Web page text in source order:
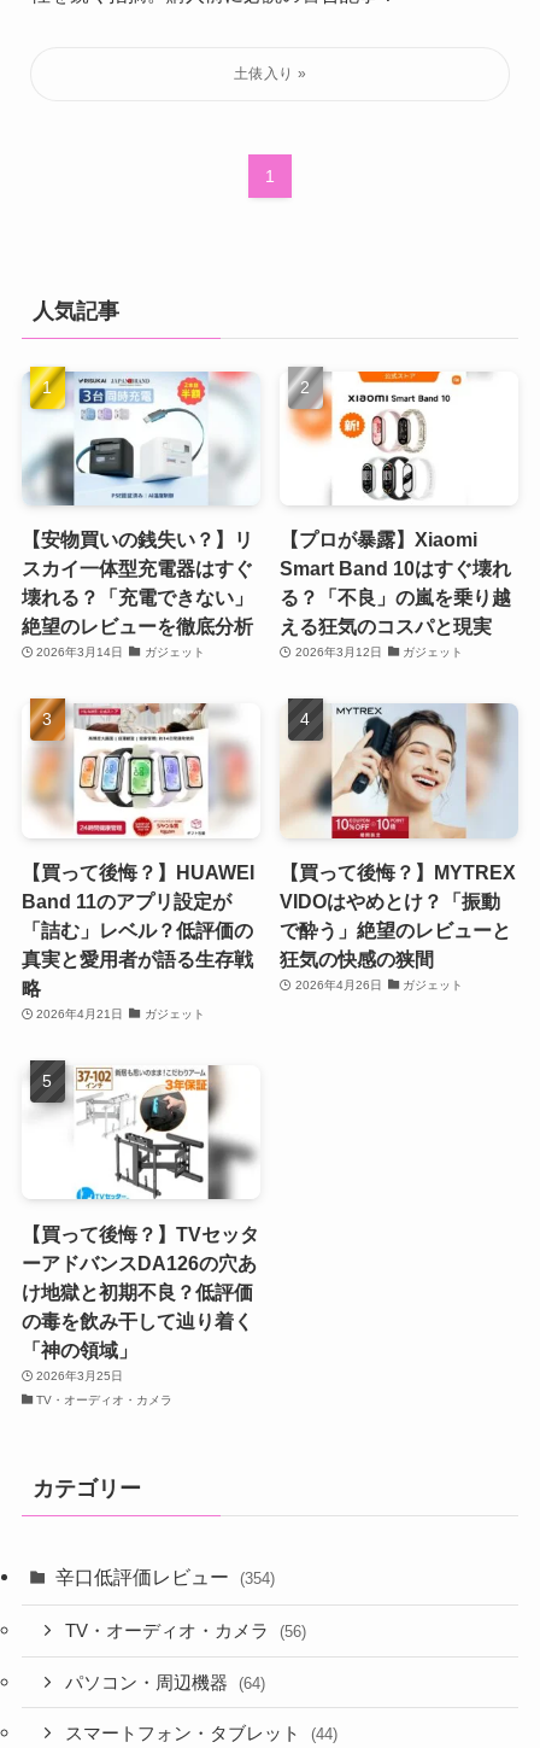
1
人気記事
【安物買いの銭失い？】リ
スカイ一体型充電器はすぐ
壊れる？「充電できない」
絶望のレビューを徹底分析
2026年3月14日 ガジェット
【プロが暴露】Xiaomi
Smart Band 10はすぐ壊れ
る？「不良」の嵐を乗り越
える狂気のコスパと現実
2026年3月12日 ガジェット
【買って後悔？】HUAWEI
Band 11のアプリ設定が
「詰む」レベル？低評価の
真実と愛用者が語る生存戦
略
2026年4月21日 ガジェット
【買って後悔？】MYTREX
VIDOはやめとけ？「振動
で酔う」絶望のレビューと
狂気の快感の狭間
2026年4月26日 ガジェット
【買って後悔？】TVセッタ
ーアドバンスDA126の穴あ
け地獄と初期不良？低評価
の毒を飲み干して辿り着く
「神の領域」
2026年3月25日
TV・オーディオ・カメラ
カテゴリー
辛口低評価レビュー (354)
TV・オーディオ・カメラ (56)
パソコン・周辺機器 (64)
スマートフォン・タブレット (44)